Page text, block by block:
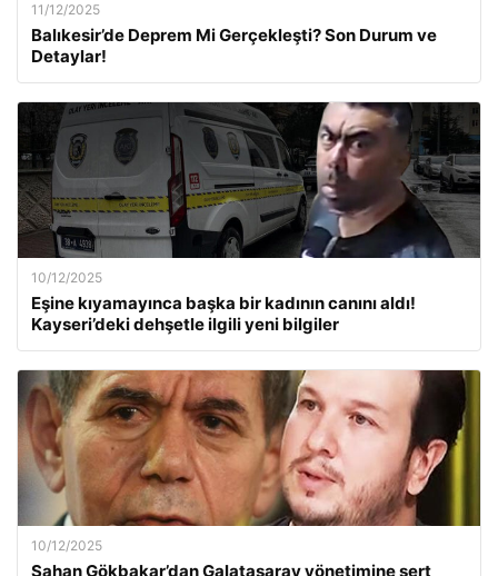
11/12/2025
Balıkesir’de Deprem Mi Gerçekleşti? Son Durum ve
Detaylar!
10/12/2025
Eşine kıyamayınca başka bir kadının canını aldı!
Kayseri’deki dehşetle ilgili yeni bilgiler
10/12/2025
Şahan Gökbakar’dan Galatasaray yönetimine sert